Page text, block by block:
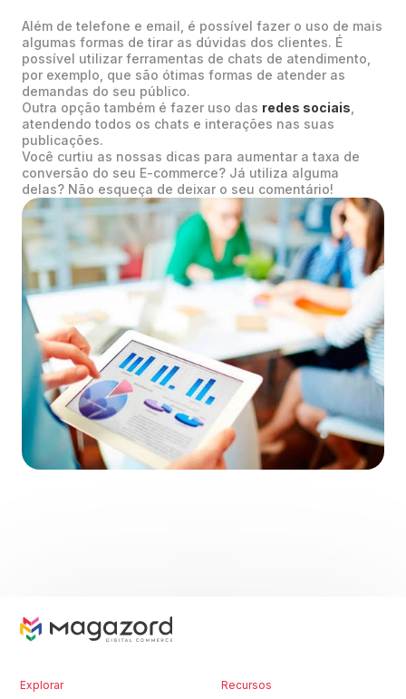
Além de telefone e email, é possível fazer o uso de mais
algumas formas de tirar as dúvidas dos clientes. É
possível utilizar ferramentas de chats de atendimento,
por exemplo, que são ótimas formas de atender as
demandas do seu público.
Outra opção também é fazer uso das redes sociais
atendendo todos os chats e interações nas suas
publicações.
Você curtiu as nossas dicas para aumentar a taxa de
conversão do seu E-commerce? Já utiliza alguma
delas? Não esqueça de deixar o seu comentário!
Explorar
Recursos